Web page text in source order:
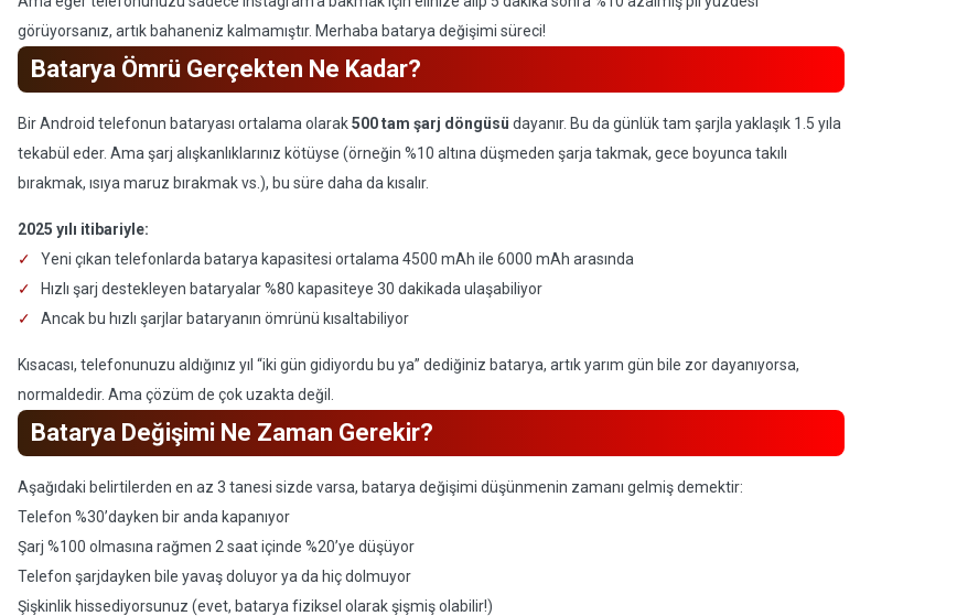
görüyorsanız, artık bahaneniz kalmamıştır. Merhaba batarya değişimi süreci!
Batarya Ömrü Gerçekten Ne Kadar?
Bir Android telefonun bataryası ortalama olarak500 tam şarj döngüsü dayanır. Bu da günlük tam şarjla yaklaşık 1.5 yıla
tekabül eder. Ama şarj alışkanlıklarınız kötüyse (örneğin %10 altına düşmeden şarja takmak, gece boyunca takılı
bırakmak, ısıya maruz bırakmak vs.), bu süre daha da kısalır.
2025 yılı itibariyle:
Yeni çıkan telefonlarda batarya kapasitesi ortalama 4500 mAh ile 6000 mAh arasında
Hızlı şarj destekleyen bataryalar %80 kapasiteye 30 dakikada ulaşabiliyor
Ancak bu hızlı şarjlar bataryanın ömrünü kısaltabiliyor
Kısacası, telefonunuzu aldığınız yıl “iki gün gidiyordu bu ya” dediğiniz batarya, artık yarım gün bile zor dayanıyorsa,
normaldedir. Ama çözüm de çok uzakta değil.
Batarya Değişimi Ne Zaman Gerekir?
Aşağıdaki belirtilerden en az 3 tanesi sizde varsa, batarya değişimi düşünmenin zamanı gelmiş demektir:
Telefon %30’dayken bir anda kapanıyor
Şarj %100 olmasına rağmen 2 saat içinde %20’ye düşüyor
Telefon şarjdayken bile yavaş doluyor ya da hiç dolmuyor
Şişkinlik hissediyorsunuz (evet, batarya fiziksel olarak şişmiş olabilir!)